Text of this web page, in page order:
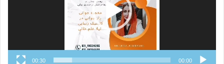
00:00
00:30